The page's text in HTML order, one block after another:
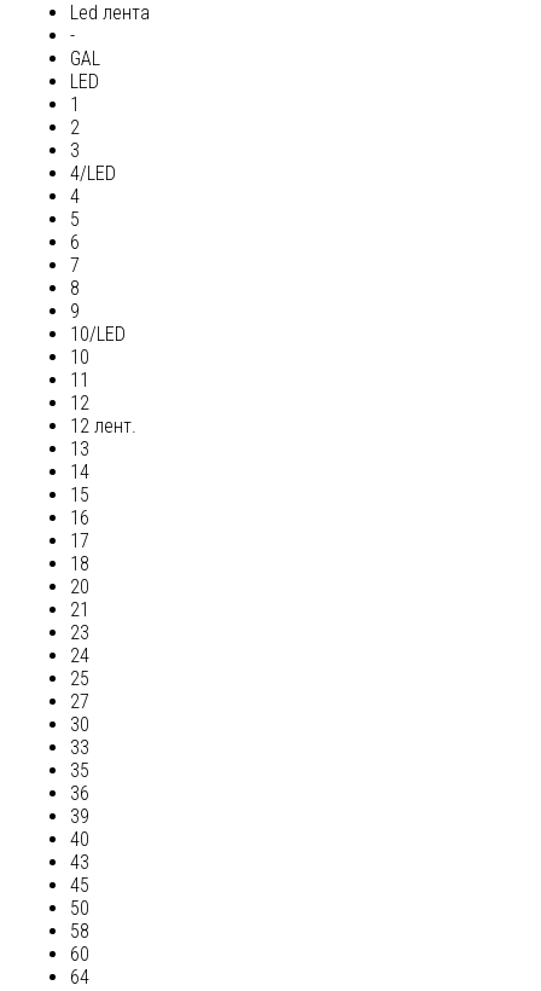
Led лента
-
GAL
LED
1
2
3
4/LED
4
5
6
7
8
9
10/LED
10
11
12
12 лент.
13
14
15
16
17
18
20
21
23
24
25
27
30
33
35
36
39
40
43
45
50
58
60
64